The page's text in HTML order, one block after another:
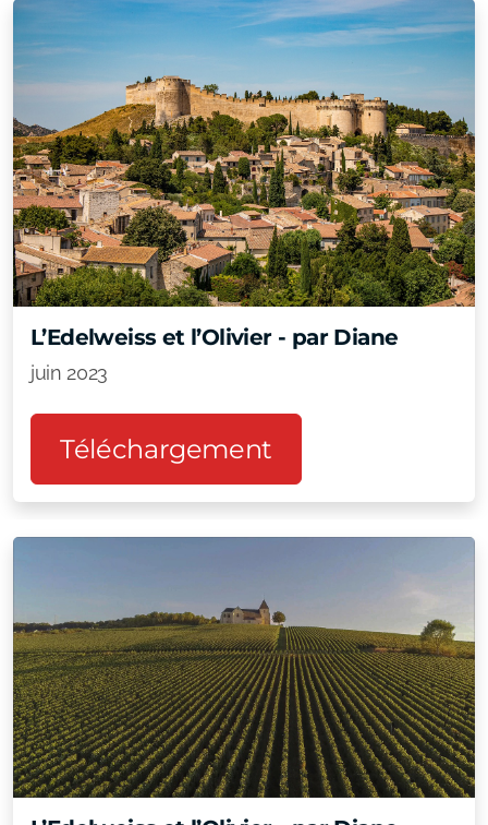
L’Edelweiss et l’Olivier - par Diane
juin 2023
Téléchargement